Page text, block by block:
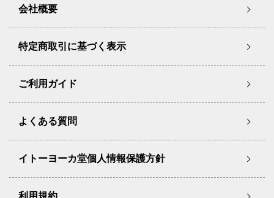
会社概要
特定商取引に基づく表示
ご利用ガイド
よくある質問
イトーヨーカ堂個人情報保護方針